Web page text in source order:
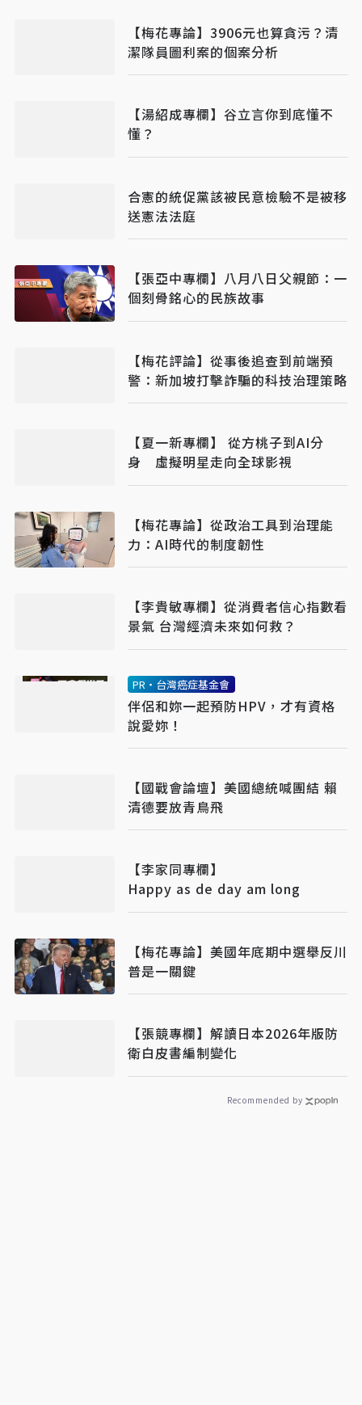
【梅花專論】3906元也算貪污？清
潔隊員圖利案的個案分析
【湯紹成專欄】谷立言你到底懂不
懂？
合憲的統促黨該被民意檢驗不是被移
送憲法法庭
【張亞中專欄】八月八日父親節：一
個刻骨銘心的民族故事
【梅花評論】從事後追查到前端預
警：新加坡打擊詐騙的科技治理策略
【夏一新專欄】 從方桃子到AI分
身 虛擬明星走向全球影視
【梅花專論】從政治工具到治理能
力：AI時代的制度韌性
【李貴敏專欄】從消費者信心指數看
景氣 台灣經濟未來如何救？
PR・台灣癌症基金會
伴侶和妳一起預防HPV，才有資格
說愛妳！
【國戰會論壇】美國總統喊團結 賴
清德要放青鳥飛
【李家同專欄】
Happy as de day am long
【梅花專論】美國年底期中選舉反川
普是一關鍵
【張競專欄】解讀日本2026年版防
衛白皮書編制變化
Recommended by